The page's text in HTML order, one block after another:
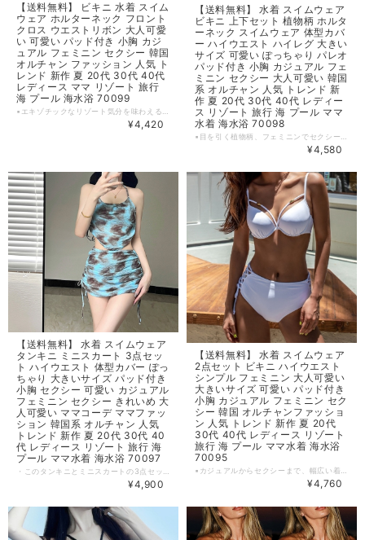
【送料無料】 ビキニ 水着 スイム
ウェア ホルターネック フロント
クロス ウエストリボン 大人可愛
い 可愛い パッド付き 小胸 カジ
ュアル フェミニン セクシー 韓国
オルチャン ファッション 人気 ト
レンド 新作 夏 20代 30代 40代
レディース ママ リゾート 旅行
海 プール 海水浴 70099
¥4,420
【送料無料】 水着 スイムウェア
ビキニ 上下セット 植物柄 ホルタ
ーネック スイムウェア 体型カバ
ー ハイウエスト ハイレグ 大きい
サイズ 可愛い ぽっちゃり パレオ
パッド付き 小胸 カジュアル フェ
ミニン セクシー 大人可愛い 韓国
系 オルチャン 人気 トレンド 新
作 夏 20代 30代 40代 レディー
ス リゾート 旅行 海 プール ママ
水着 海水浴 70098
▪目を引く植物柄、フェミニンでセクシーなデザインの水着が登場しました！ホルターネックのトップスとハイウエスト、ハイレグのボトムズで、プールや海、リゾート、旅行にもぴったりです。 ▪夏を盛り上げる、可愛い、セクシー、大人可愛い、どんな場面でも輝く一着です。新作の人気アイテムをぜひチェックしてみてください！華やかなインスタ映えも約束します♪ 【カラー】 写真の色 【サイズ】 S カップ：A-B バスト：80‐85㎝ ウエスト：61‐66㎝ ヒップ：86‐91㎝ M カップ：B-C バスト：85‐90㎝ ウエスト：66‐71㎝ ヒップ：91‐96㎝ L カップ：C-D/E バスト：90‐95㎝ ウエスト：71‐76㎝ ヒップ：96-101㎝ ※1~3cmの誤差がある場合がございます。 ※※※ご購入前に以下を必ずお読みください※※※ この度は数ある中から当ショップを訪問していただきありがとうございます。 【 wintmomo 】は流行をいち早く取り入れたファッションをお値打ち価格で提供するお店です！ 毎日楽しく着ることのできるお洋服を取りそろえています。 気持ちの良い取引・商品に満足して頂きたいため、誠にご面倒をおかけしますが、以下の注意点をご覧くださいますよう、お願いいたします。 【商品・送料について】 ・お手持ちのパソコン・スマートフォン・携帯の画面により商品のお色に若干の差がございます。 ・サイズは買い付け先の生産表記です。測り方により1-3cmほど誤差がある場合がございます。 ・北海道、沖縄、離島は送料プラス2500円頂戴しております。 【納期について】 ・お取り寄せ商品のため、2-3週間程お時間頂いております。 更にお時間かかる場合もございますので、余裕をもってご注文いただきますようお願いします。 在庫切れ、生産中止の商品につきましてはキャンセルさせていただく場合がございます。 何卒ご了承くださいませ。 【返品について】 ・ご注文後のキャンセル・内容変更はお受けできません。 ・品到着後に関して、サイズ変更、カラーやイメージが違う、実寸が違う等を気にされる方のクレーム、返品、交換は一切お受けしておりません。(破れ等の初期不良は除きます) 【ご連絡について】 ・ショップご利用時にあたりご案内やお取り寄せ状況をメールにてさせていただいております。 （
¥4,580
【送料無料】 水着 スイムウェア
タンキニ ミニスカート 3点セッ
ト ハイウエスト 体型カバー ぽっ
ちゃり 大きいサイズ パッド付き
小胸 セクシー 可愛い カジュアル
フェミニン セクシー きれいめ 大
人可愛い ママコーデ ママファッ
ション 韓国系 オルチャン 人気
トレンド 新作 夏 20代 30代 40
代 レディース リゾート 旅行 海
プール ママ水着 海水浴 70097
¥4,900
【送料無料】 水着 スイムウェア
2点セット ビキニ ハイウエスト
シンプル フェミニン 大人可愛い
大きいサイズ 可愛い パッド付き
小胸 カジュアル フェミニン セク
シー 韓国 オルチャンファッショ
ン 人気 トレンド 新作 夏 20代
30代 40代 レディース リゾート
旅行 海 プール ママ水着 海水浴
70095
¥4,760